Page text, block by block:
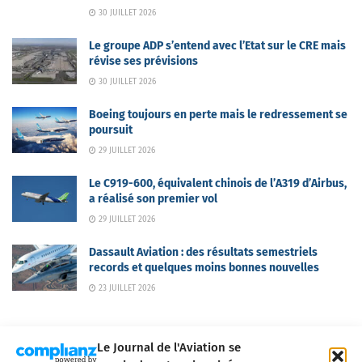
Le Journal de l'Aviation se
30 JUILLET 2026
Le groupe ADP s’entend avec l’Etat sur le CRE mais
révise ses prévisions
30 JUILLET 2026
Boeing toujours en perte mais le redressement se
poursuit
29 JUILLET 2026
Le C919-600, équivalent chinois de l’A319 d’Airbus,
a réalisé son premier vol
29 JUILLET 2026
Dassault Aviation : des résultats semestriels
records et quelques moins bonnes nouvelles
23 JUILLET 2026